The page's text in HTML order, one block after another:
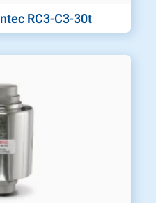
RC3-C3-30t